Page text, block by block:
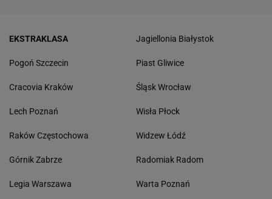
EKSTRAKLASA
Pogoń Szczecin
Cracovia Kraków
Lech Poznań
Raków Częstochowa
Górnik Zabrze
Legia Warszawa
Jagiellonia Białystok
Piast Gliwice
Śląsk Wrocław
Wisła Płock
Widzew Łódź
Radomiak Radom
Warta Poznań